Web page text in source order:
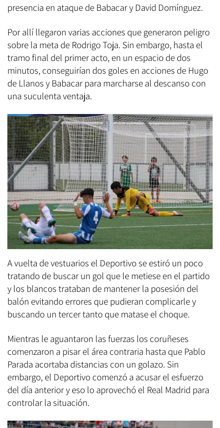
presencia en ataque de Babacar y David Domínguez.
Por allí llegaron varias acciones que generaron peligro
sobre la meta de Rodrigo Toja. Sin embargo, hasta el
tramo final del primer acto, en un espacio de dos
minutos, conseguirían dos goles en acciones de Hugo
de Llanos y Babacar para marcharse al descanso con
una suculenta ventaja.
A vuelta de vestuarios el Deportivo se estiró un poco
tratando de buscar un gol que le metiese en el partido
y los blancos trataban de mantener la posesión del
balón evitando errores que pudieran complicarle y
buscando un tercer tanto que matase el choque.
Mientras le aguantaron las fuerzas los coruñeses
comenzaron a pisar el área contraria hasta que Pablo
Parada acortaba distancias con un golazo. Sin
embargo, el Deportivo comenzó a acusar el esfuerzo
del día anterior y eso lo aprovechó el Real Madrid para
controlar la situación.